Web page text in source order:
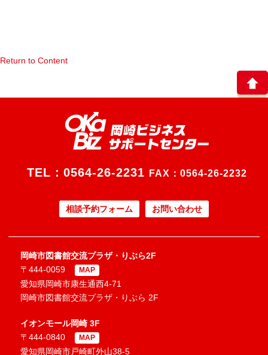
Return to Content
TEL： 0564-26-2231 FAX：0564-26-2232
相談予約フォーム お問い合わせ
岡崎市図書館交流プラザ・りぶら2F
〒444-0059
MAP
愛知県岡崎市康生通西4-71
岡崎市図書館交流プラザ・りぶら 2F
イオンモール岡崎 3F
〒444-0840
MAP
愛知県岡崎市戸崎町外山38-5